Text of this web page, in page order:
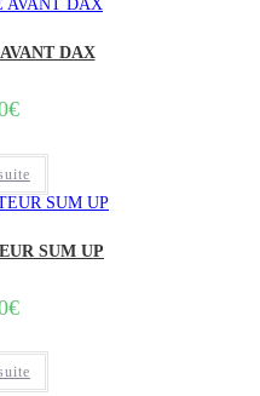
DAX
€
SUM UP
€